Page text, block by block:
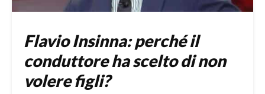
Flavio Insinna: perché il
conduttore ha scelto di non
volere figli?